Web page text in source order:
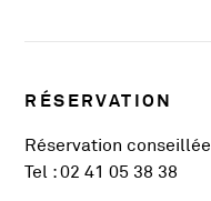
RÉSERVATION
Réservation conseillée
Tel : 02 41 05 38 38